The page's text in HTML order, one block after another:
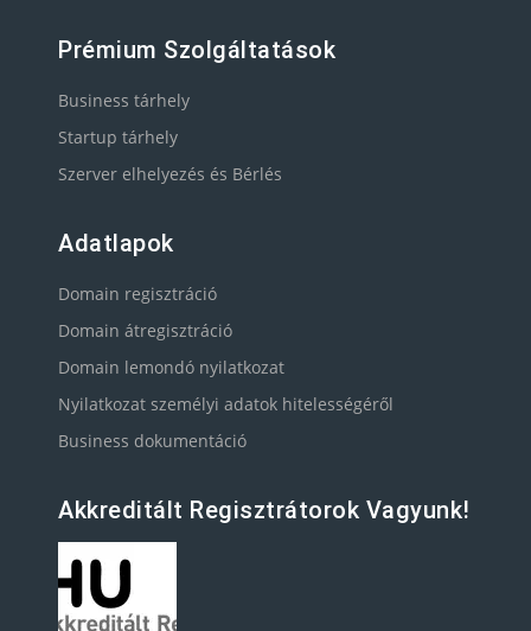
Prémium Szolgáltatások
Business tárhely
Startup tárhely
Szerver elhelyezés és Bérlés
Adatlapok
Domain regisztráció
Domain átregisztráció
Domain lemondó nyilatkozat
Nyilatkozat személyi adatok hitelességéről
Business dokumentáció
Akkreditált Regisztrátorok Vagyunk!